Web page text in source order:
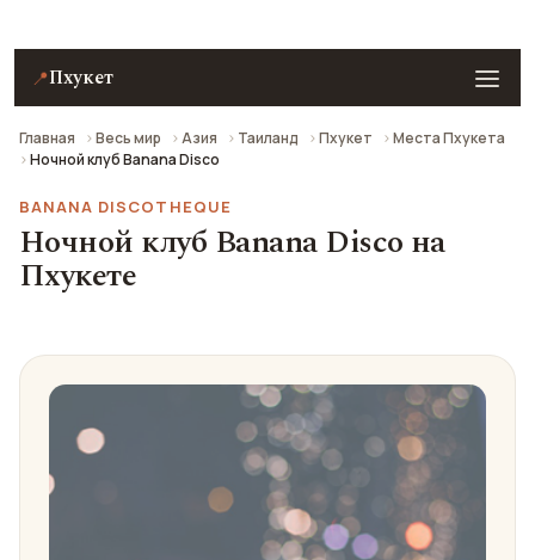
📍Пхукет
Главная Весь мир Азия Таиланд Пхукет
Места Пхукета
Ночной клуб Banana Disco
BANANA DISCOTHEQUE
Ночной клуб Banana Disco на
Пхукете